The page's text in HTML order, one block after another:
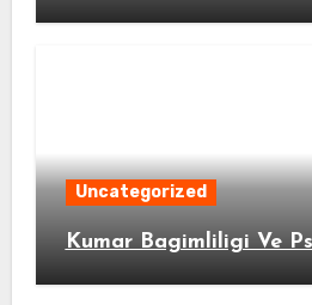
Uncategorized
Kumar Bagimliligi Ve